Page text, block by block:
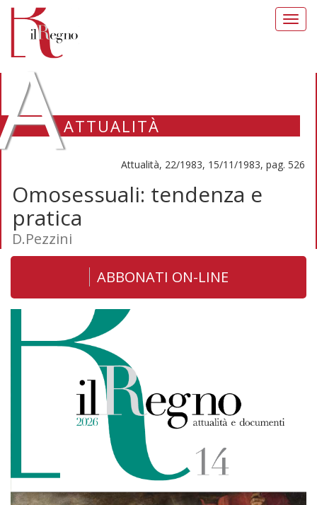
ATTUALITÀ
Attualità, 22/1983, 15/11/1983, pag. 526
Omosessuali: tendenza e
pratica
D.Pezzini
ABBONATI ON-LINE